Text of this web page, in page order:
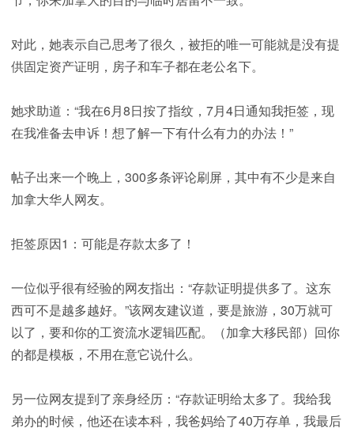
对此，她表示自己思考了很久，被拒的唯一可能就是没有提
供固定资产证明，房子和车子都在老公名下。
她求助道：“我在6月8日按了指纹，7月4日通知我拒签，现
在我准备去申诉！想了解一下有什么有力的办法！”
帖子出来一个晚上，300多条评论刷屏，其中有不少是来自
加拿大华人网友。
拒签原因1：可能是存款太多了！
一位似乎很有经验的网友指出：“存款证明提供多了。这东
西可不是越多越好。”该网友建议道，要是旅游，30万就可
以了，要和你的工资流水逻辑匹配。（加拿大移民部）回你
的都是模板，不用在意它说什么。
另一位网友提到了亲身经历：“存款证明给太多了。我给我
弟办的时候，他还在读本科，我爸妈给了40万存单，我最后